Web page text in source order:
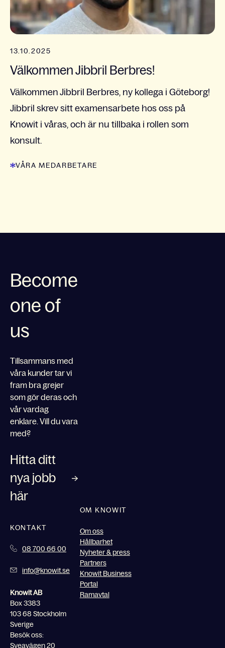
13.10.2025
Välkommen Jibbril Berbres!
Välkommen Jibbril Berbres, ny kollega i Göteborg!
Jibbril skrev sitt examensarbete hos oss på
Knowit i våras, och är nu tillbaka i rollen som
konsult.
VÅRA MEDARBETARE
Become
one of
us
Tillsammans med
våra kunder tar vi
fram bra grejer
som gör deras och
vår vardag
enklare. Vill du vara
med?
Hitta ditt
nya jobb
här
KONTAKT
08 700 66 00
info@knowit.se
Knowit AB
Box 3383
103 68 Stockholm
Sverige
Besök oss:
Sveavägen 20
OM KNOWIT
Om oss
Hållbarhet
Nyheter & press
Partners
Knowit Business
Portal
Ramavtal